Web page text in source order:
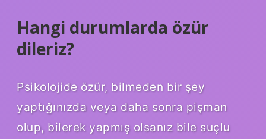
Hangi durumlarda özür
dileriz?
Psikolojide özür, bilmeden bir şey
yaptığınızda veya daha sonra pişman
olup, bilerek yapmış olsanız bile suçlu